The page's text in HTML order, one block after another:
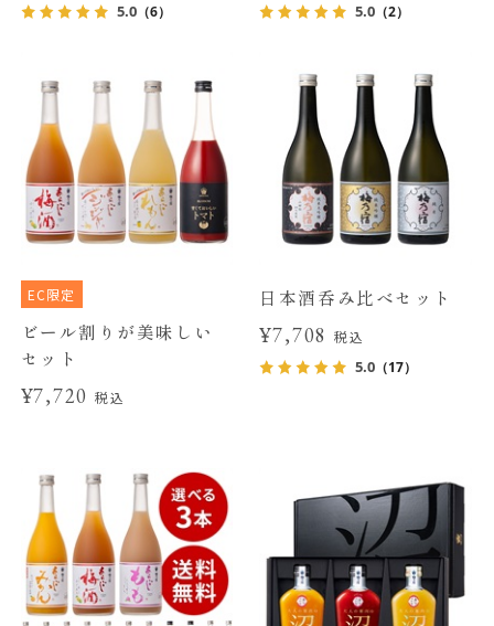
5.0（6） 5.0 （2）
EC限定
ビール割りが美味しい
セット
¥7,720税込
日本酒呑み比べセット
¥7,708 税込
5.0 （17）